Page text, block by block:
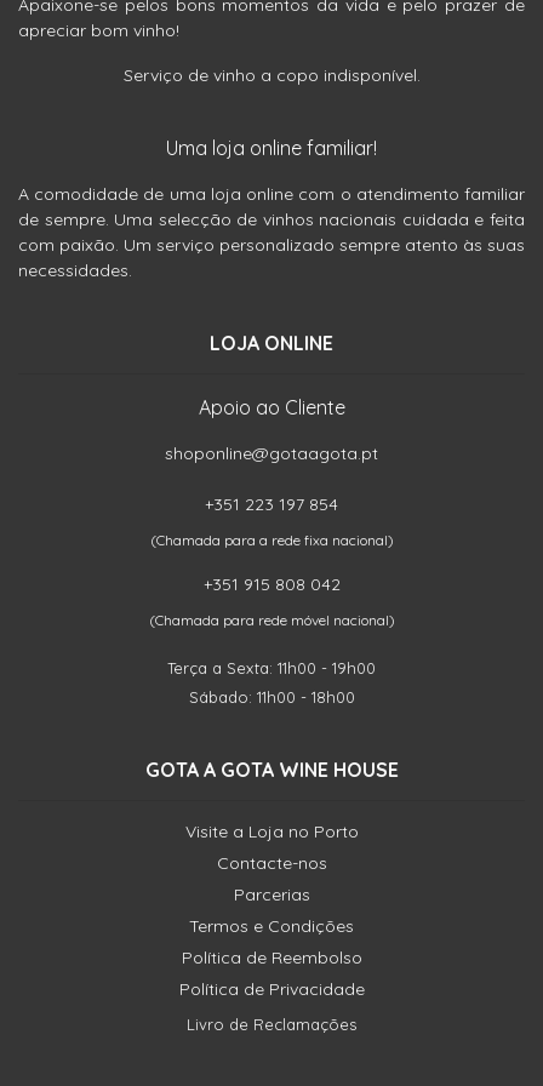
Apaixone-se pelos bons momentos da vida e pelo prazer de
apreciar bom vinho!
Serviço de vinho a copo indisponível.
Uma loja online familiar!
A comodidade de uma loja online com o atendimento familiar
de sempre. Uma selecção de vinhos nacionais cuidada e feita
com paixão. Um serviço personalizado sempre atento às suas
necessidades.
LOJA ONLINE
Apoio ao Cliente
shoponline@gotaagota.pt
+351 223 197 854
(Chamada para a rede fixa nacional)
+351 915 808 042
(Chamada para rede móvel nacional)
Terça a Sexta: 11h00 - 19h00
Sábado: 11h00 - 18h00
GOTA A GOTA WINE HOUSE
Visite a Loja no Porto
Contacte-nos
Parcerias
Termos e Condições
Política de Reembolso
Política de Privacidade
Livro de Reclamações